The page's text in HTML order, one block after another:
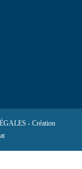
- Création